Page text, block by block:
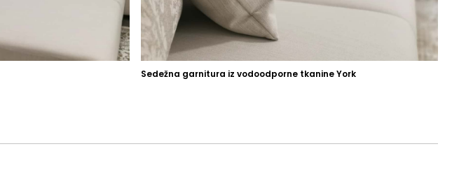
Sedežna garnitura iz vodoodporne tkanine York